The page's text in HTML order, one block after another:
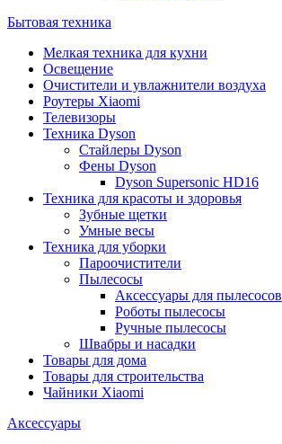
Бытовая техника
Мелкая техника для кухни
Освещение
Очистители и увлажнители воздуха
Роутеры Xiaomi
Телевизоры
Техника Dyson
Стайлеры Dyson
Фены Dyson
Dyson Supersonic HD16
Техника для красоты и здоровья
Зубные щетки
Умные весы
Техника для уборки
Пароочистители
Пылесосы
Аксессуары для пылесосов
Роботы пылесосы
Ручные пылесосы
Швабры и насадки
Товары для дома
Товары для строительства
Чайники Xiaomi
Аксессуары